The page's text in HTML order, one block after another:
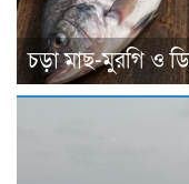
চড়া মাছ-মুরগি ও